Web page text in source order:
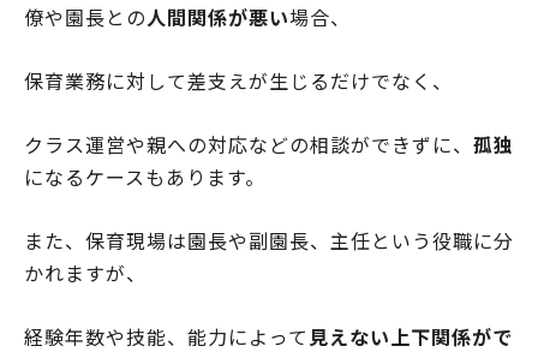
僚や園長との人間関係が悪い場合、
保育業務に対して差支えが生じるだけでなく、
クラス運営や親への対応などの相談ができずに、 孤独
になるケースもあります。
また、保育現場は園長や副園長、主任という役職に分
かれますが、
経験年数や技能、能力によって 見えない上下関係がで